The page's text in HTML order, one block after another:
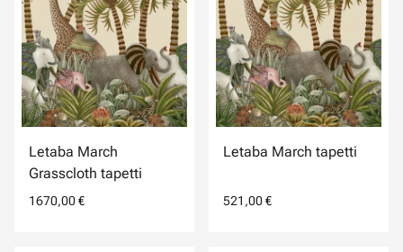
Letaba March
Grasscloth tapetti
1670,00 €
Letaba March tapetti
521,00 €